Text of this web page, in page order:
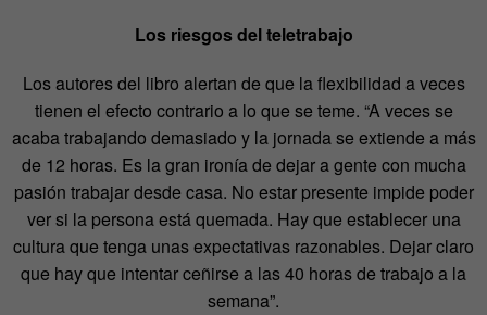
Los riesgos del teletrabajo
Los autores del libro alertan de que la flexibilidad a veces
tienen el efecto contrario a lo que se teme. “A veces se
acaba trabajando demasiado y la jornada se extiende a más
de 12 horas. Es la gran ironía de dejar a gente con mucha
pasión trabajar desde casa. No estar presente impide poder
ver si la persona está quemada. Hay que establecer una
cultura que tenga unas expectativas razonables. Dejar claro
que hay que intentar ceñirse a las 40 horas de trabajo a la
semana”.